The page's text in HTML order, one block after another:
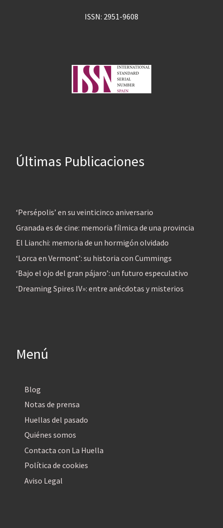
ISSN: 2951-9608
Últimas Publicaciones
‘Persépolis’ en su veinticinco aniversario
Granada es de cine: memoria fílmica de una provincia
El Lianchi: memoria de un hormigón olvidado
‘Lorca en Vermont’: su historia con Cummings
‘Bajo el ojo del gran pájaro’: un futuro especulativo
‘Dreaming Spires IV»: entre anécdotas y misterios
Menú
Blog
Notas de prensa
Huellas del pasado
Quiénes somos
Contacta con La Huella
Política de cookies
Aviso Legal